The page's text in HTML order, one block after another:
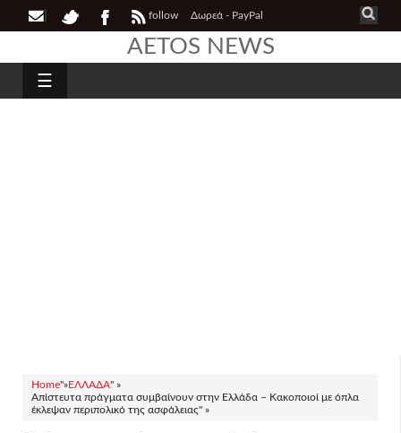
follow Δωρεά - PayPal
AETOS NEWS
☰
Home"»ΕΛΛΑΔΑ" »
Απίστευτα πράγματα συμβαίνουν στην Ελλάδα – Κακοποιοί με όπλα
έκλεψαν περιπολικό της ασφάλειας" »